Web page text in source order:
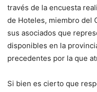
través de la encuesta
de Hoteles, miembro del
sus asociados que
disponibles en la
precedentes por la que
Si bien es cierto que